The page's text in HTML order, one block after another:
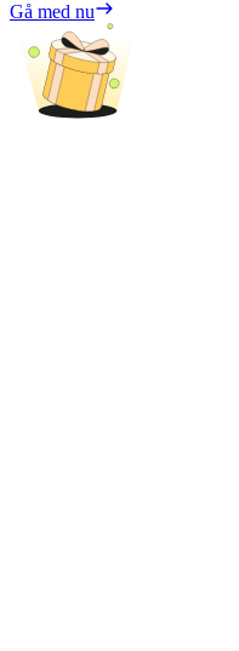
Flexibel insats för att
Gå med nu